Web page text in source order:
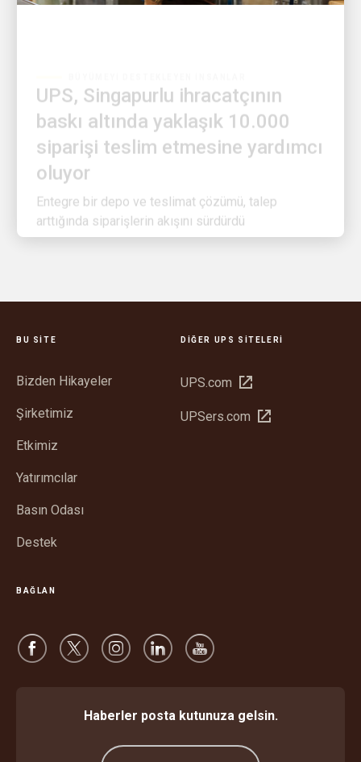
baskı altında yaklaşık 10.000
siparişi teslim etmesine yardımcı
oluyor
Entegre bir depo ve teslimat çözümü, talep
arttığında siparişlerin akışını sürdürdü
BU SITE
Bizden Hikayeler
Şirketimiz
Etkimiz
Yatırımcılar
Basın Odası
Destek
DIĞER UPS SITELERI
UPS.com Yeni
aç
UPSers.com Yeni
BAĞLAN
Haberler posta kutunuza gelsin.